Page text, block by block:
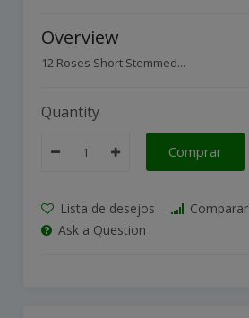
Overview
12 Roses Short Stemmed...
Quantity
Comprar
Lista de desejos
Comparar
Ask a Question